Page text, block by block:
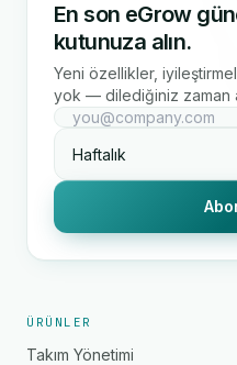
En son eGrow
kutunuza alın.
Yeni özellikler,
yok — dilediğiniz zaman
ÜRÜNLER
Takım Yönetimi